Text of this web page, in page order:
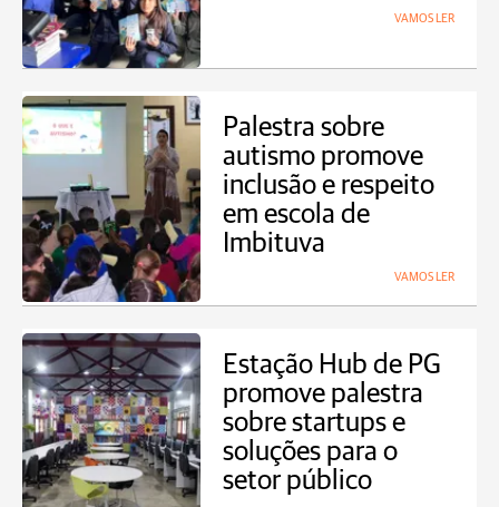
VAMOS LER
Palestra sobre
autismo promove
inclusão e respeito
em escola de
Imbituva
VAMOS LER
Estação Hub de PG
promove palestra
sobre startups e
soluções para o
setor público